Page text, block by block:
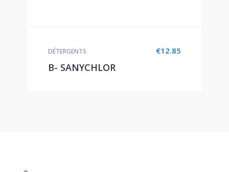
€12.85
DÉTERGENTS
B- SANYCHLOR